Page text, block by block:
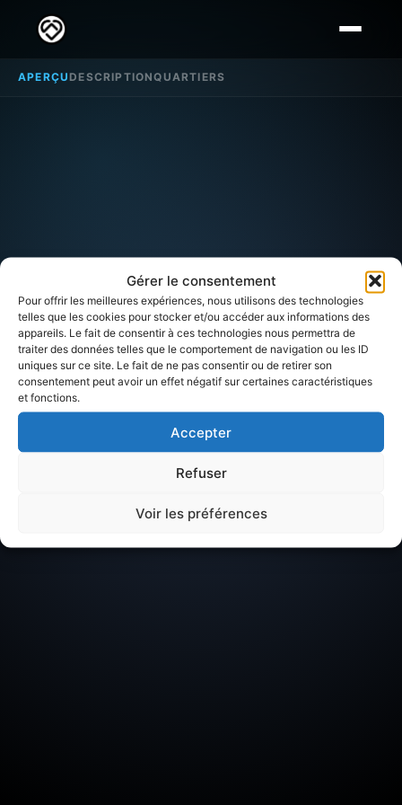
Gérer le consentement
Pour offrir les meilleures expériences, nous utilisons des technologies
telles que les cookies pour stocker et/ou accéder aux informations des
appareils. Le fait de consentir à ces technologies nous permettra de
traiter des données telles que le comportement de navigation ou les ID
uniques sur ce site. Le fait de ne pas consentir ou de retirer son
consentement peut avoir un effet négatif sur certaines caractéristiques
et fonctions.
Accepter
Refuser
Voir les préférences
APERÇUDESCRIPTIONQUARTIERS
Péreire
Situé dans Europe